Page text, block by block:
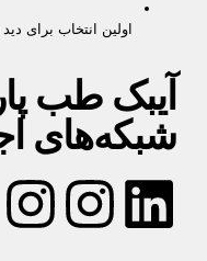
اولین انتخاب برای دید
آیبک طب
شبکه‌های